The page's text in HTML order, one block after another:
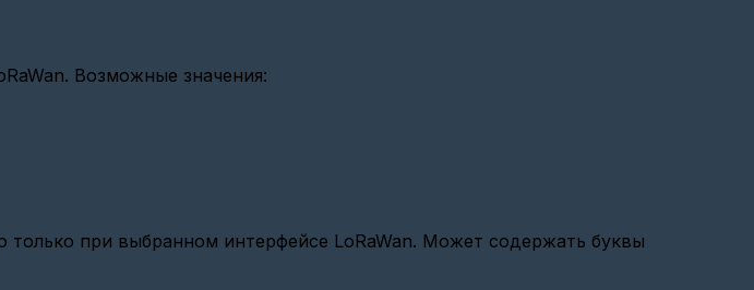
Возможные значения:
только при выбранном интерфейсе LoRaWan. Может содержать буквы